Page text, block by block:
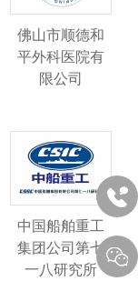
佛山市顺德和
平外科医院有
限公司
中国船舶重工
集团公司第七
一八研究所